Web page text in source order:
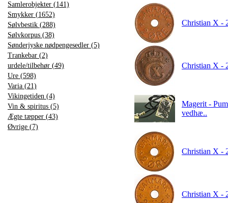
Samlerobjekter (141)
Smykker (1652)
Sølvbestik (288)
Sølvkorpus (38)
Sønderjyske nødpengesedler (5)
Trankebar (2)
urdele/tilbehør (49)
Ure (598)
Varia (21)
Vikingetiden (4)
Vin & spiritus (5)
Ægte tæpper (43)
Øvrige (7)
Christian X -
Christian X -
Magerit -
vedhæ..
Christian X -
Christian X -